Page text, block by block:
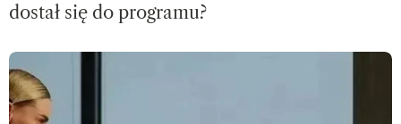
dostał się do programu?